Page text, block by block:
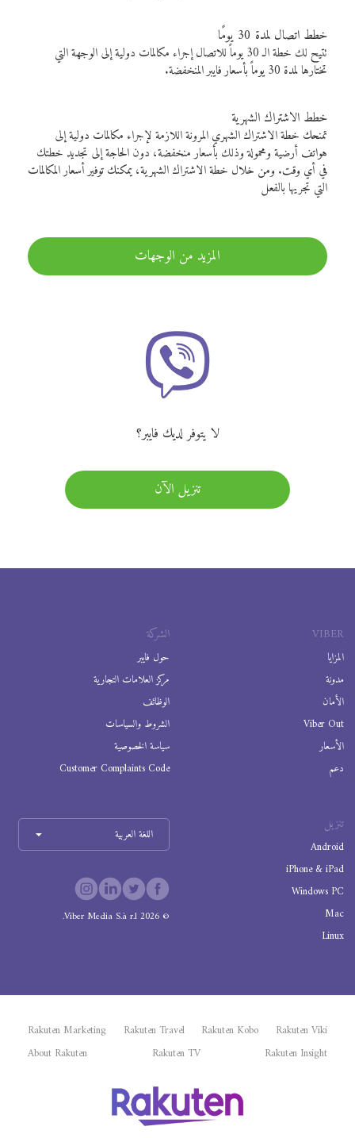
خطط اتصال لمدة 30 يومًا
تتيح لك خطة الـ 30 يوماً للاتصال إجراء مكالمات دولية إلى الوجهة التي
تختارها لمدة 30 يوماً بأسعار فايبر المنخفضة.
خطط الاشتراك الشهرية
تمنحك خطة الاشتراك الشهري المرونة اللازمة لإجراء مكالمات دولية إلى
هواتف أرضية ومحمولة وذلك بأسعار منخفضة، دون الحاجة إلى تجديد خطتك
في أي وقت. ومن خلال خطة الاشتراك الشهرية، يمكنك توفير أسعار المكالمات
التي تجريها بالفعل
المزيد من الوجهات
لا يتوفر لديك فايبر؟
تنزيل الآن
VIBER
المزايا
مدونة
الأمان
Viber Out
الأسعار
دعم
الشركة
حول فايبر
مركز العلامات التجارية
الوظائف
الشروط والسياسات
سياسة الخصوصية
Customer Complaints Code
تنزيل
Android
iPhone & iPad
Windows PC
Mac
Linux
اللغة العربية
©
2026
Viber Media S.à r.l.
Rakuten Viki
Rakuten Kobo
Rakuten Travel
Rakuten Marketing
Rakuten Insight
Rakuten TV
About Rakuten